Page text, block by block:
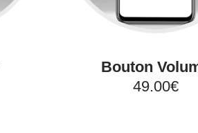
Bouton
49.00€